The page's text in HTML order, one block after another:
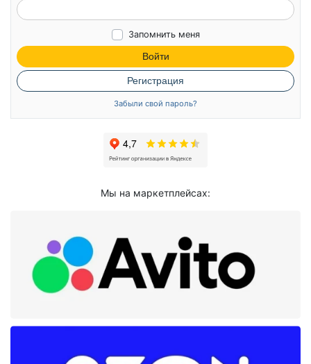
Запомнить меня
Войти
Регистрация
Забыли свой пароль?
Мы на маркетплейсах: